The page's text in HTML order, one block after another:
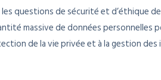
questions de sécurité et d’éthique
massive de données personnelles
de la vie privée et à la gestion